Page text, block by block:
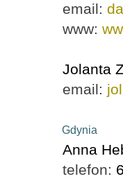
email:
www:
Jolanta
email:
Gdynia
Anna
telefon: